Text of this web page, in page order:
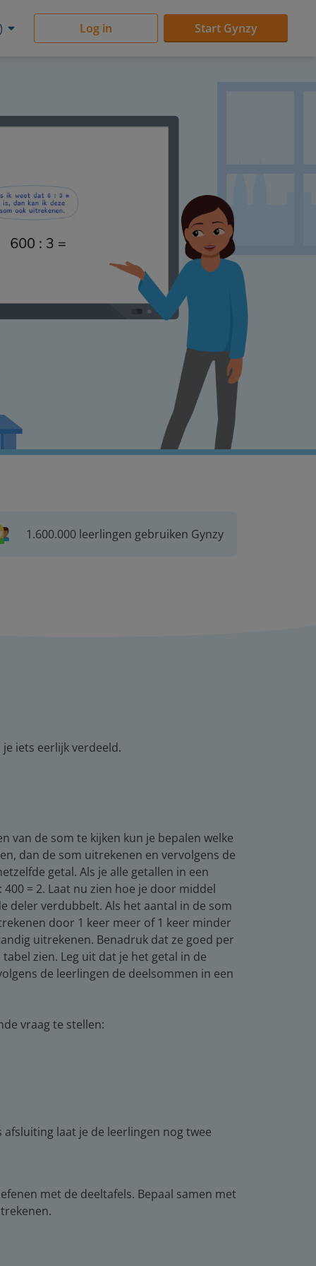
Log in Start Gynzy
1.600.000 leerlingen gebruiken Gynzy
iets eerlijk verdeeld.
van de som te kijken kun je bepalen welke
dan de som uitrekenen en vervolgens de
getal. Als je alle getallen in een
= 2. Laat nu zien hoe je door middel
deler verdubbelt. Als het aantal in de som
door 1 keer meer of 1 keer minder
uitrekenen. Benadruk dat ze goed per
zien. Leg uit dat je het getal in de
de leerlingen de deelsommen in een
vraag te stellen:
laat je de leerlingen nog twee
met de deeltafels. Bepaal samen met